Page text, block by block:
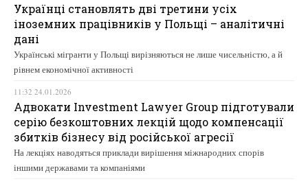
Українці становлять дві третини усіх
іноземних працівників у Польщі – аналітичні
дані
Українські мігранти у Польщі вирізняються не лише чисельністю, а й
рівнем економічної активності
11:32 24.01.2026
Адвокати Investment Lawyer Group підготували
серію безкоштовних лекцій щодо компенсації
збитків бізнесу від російської агресії
На лекціях наводяться приклади вирішення міжнародних спорів
іншими державами та компаніями